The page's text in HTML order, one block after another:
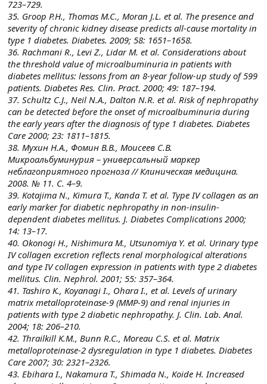
723–729.
35. Groop P.H., Thomas M.C., Moran J.L. et al. The presence and
severity of chronic kidney disease predicts all-cause mortality in
type 1 diabetes. Diabetes. 2009; 58: 1651–1658.
36. Rachmani R., Levi Z., Lidar M. et al. Considerations about
the threshold value of microalbuminuria in patients with
diabetes mellitus: lessons from an 8-year follow-up study of 599
patients. Diabetes Res. Clin. Pract. 2000; 49: 187–194.
37. Schultz C.J., Neil N.A., Dalton N.R. et al. Risk of nephropathy
can be detected before the onset of microalbuminuria during
the early years after the diagnosis of type 1 diabetes. Diabetes
Care 2000; 23: 1811–1815.
38. Мухин Н.А., Фомин В.В., Моисеев С.В.
Микроальбуминурия – универсальный маркер
неблагоприятного прогноза // Клиническая медицина.
2008. № 11. С. 4–9.
39. Kotajima N., Kimura T., Kanda T. et al. Type IV collagen as an
early marker for diabetic nephropathy in non-insulin-
dependent diabetes mellitus. J. Diabetes Complications 2000;
14: 13–17.
40. Okonogi H., Nishimura M., Utsunomiya Y. et al. Urinary type
IV collagen excretion reflects renal morphological alterations
and type IV collagen expression in patients with type 2 diabetes
mellitus. Clin. Nephrol. 2001; 55: 357–364.
41. Tashiro K., Koyanagi I., Ohara I., et al. Levels of urinary
matrix metalloproteinase-9 (MMP-9) and renal injuries in
patients with type 2 diabetic nephropathy. J. Clin. Lab. Anal.
2004; 18: 206–210.
42. Thrailkill K.M., Bunn R.C., Moreau C.S. et al. Matrix
metalloproteinase-2 dysregulation in type 1 diabetes. Diabetes
Care 2007; 30: 2321–2326.
43. Ebihara I., Nakamura T., Shimada N., Koide H. Increased